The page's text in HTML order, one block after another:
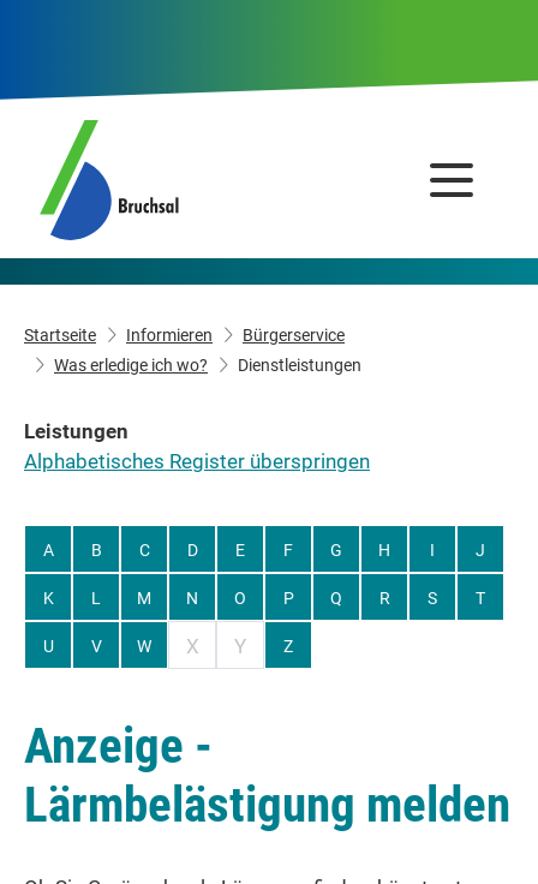
Startseite Informieren
Bürgerservice
Was erledige ich wo?
Dienstleistungen
Leistungen
Alphabetisches Register überspringen
A B C D E F G H I J
K L M N O P Q R S T
U V W X Y Z
Anzeige -
Lärmbelästigung melden